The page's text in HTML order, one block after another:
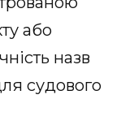
або
назв
судового